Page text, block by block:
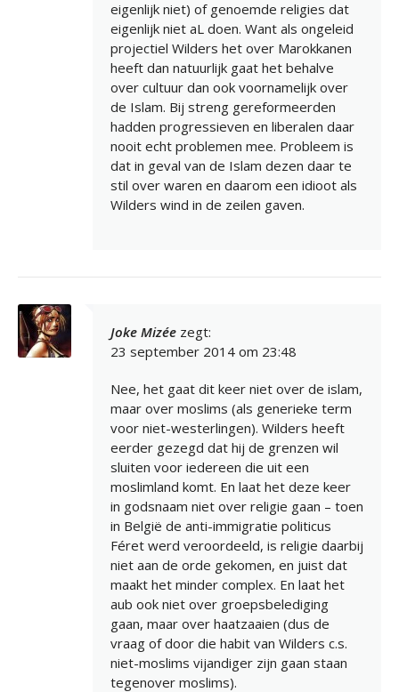
eigenlijk niet) of genoemde religies dat
eigenlijk niet aL doen. Want als ongeleid
projectiel Wilders het over Marokkanen
heeft dan natuurlijk gaat het behalve
over cultuur dan ook voornamelijk over
de Islam. Bij streng gereformeerden
hadden progressieven en liberalen daar
nooit echt problemen mee. Probleem is
dat in geval van de Islam dezen daar te
stil over waren en daarom een idioot als
Wilders wind in de zeilen gaven.
Joke Mizée zegt:
23 september 2014 om 23:48
Nee, het gaat dit keer niet over de islam,
maar over moslims (als generieke term
voor niet-westerlingen). Wilders heeft
eerder gezegd dat hij de grenzen wil
sluiten voor iedereen die uit een
moslimland komt. En laat het deze keer
in godsnaam niet over religie gaan – toen
in België de anti-immigratie politicus
Féret werd veroordeeld, is religie daarbij
niet aan de orde gekomen, en juist dat
maakt het minder complex. En laat het
aub ook niet over groepsbelediging
gaan, maar over haatzaaien (dus de
vraag of door die habit van Wilders c.s.
niet-moslims vijandiger zijn gaan staan
tegenover moslims).